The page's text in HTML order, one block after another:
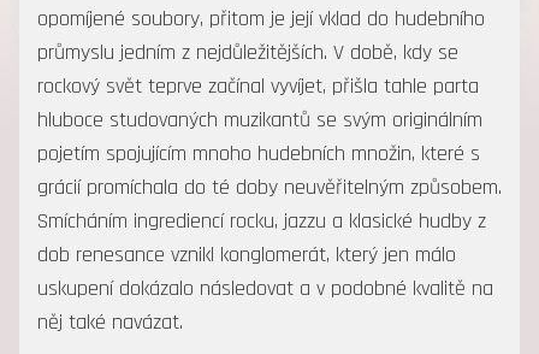
opomíjené soubory, přitom je její vklad do hudebního
průmyslu jedním z nejdůležitějších. V době, kdy se
rockový svět teprve začínal vyvíjet, přišla tahle parta
hluboce studovaných muzikantů se svým originálním
pojetím spojujícím mnoho hudebních množin, které s
grácií promíchala do té doby neuvěřitelným způsobem.
Smícháním ingrediencí rocku, jazzu a klasické hudby z
dob renesance vznikl konglomerát, který jen málo
uskupení dokázalo následovat a v podobné kvalitě na
něj také navázat.